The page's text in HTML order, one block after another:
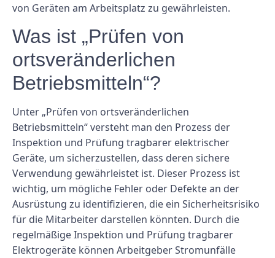
von Geräten am Arbeitsplatz zu gewährleisten.
Was ist „Prüfen von
ortsveränderlichen
Betriebsmitteln“?
Unter „Prüfen von ortsveränderlichen
Betriebsmitteln“ versteht man den Prozess der
Inspektion und Prüfung tragbarer elektrischer
Geräte, um sicherzustellen, dass deren sichere
Verwendung gewährleistet ist. Dieser Prozess ist
wichtig, um mögliche Fehler oder Defekte an der
Ausrüstung zu identifizieren, die ein Sicherheitsrisiko
für die Mitarbeiter darstellen könnten. Durch die
regelmäßige Inspektion und Prüfung tragbarer
Elektrogeräte können Arbeitgeber Stromunfälle